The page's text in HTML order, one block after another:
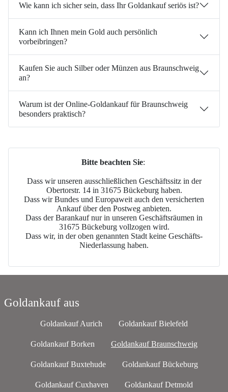
Wie kann ich sicher sein, dass Ihr Goldankauf seriös ist?
Kann ich Ihnen mein Gold auch persönlich
vorbeibringen?
Kaufen Sie auch Silber oder Münzen aus Braunschweig
an?
Warum ist der Online-Goldankauf für Braunschweig
besonders praktisch?
Bitte beachten Sie:
Dass wir unseren ausschließlichen Geschäftssitz in der
Obertorstr. 14 in 31675 Bückeburg haben.
Dass wir Bundes und Europaweit auch den versicherten
Ankauf über den Postweg anbieten.
Dass der Barankauf nur in unseren Geschäftsräumen in
31675 Bückeburg vollzogen wird.
Dass wir, in der oben genannten Stadt keine Geschäfts-
Niederlassung haben.
Goldankauf aus
Goldankauf Aurich Goldankauf Bielefeld
Goldankauf Borken Goldankauf Braunschweig
Goldankauf Buxtehude Goldankauf Bückeburg
Goldankauf Cuxhaven Goldankauf Detmold